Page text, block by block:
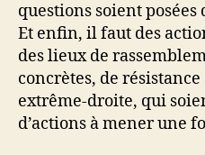
questions soient
Et enfin, il faut des
des lieux de
concrètes, de
extrême-droite, qui
d’actions à mener une